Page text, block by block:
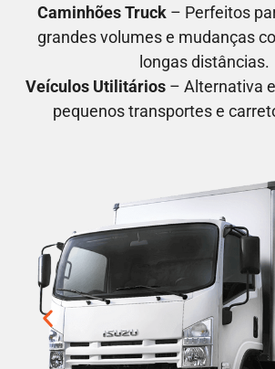
Caminhões Truck– Perfeitos
grandes volumes e mudanças
longas distâncias.
Veículos Utilitários– Alternativa
pequenos transportes e